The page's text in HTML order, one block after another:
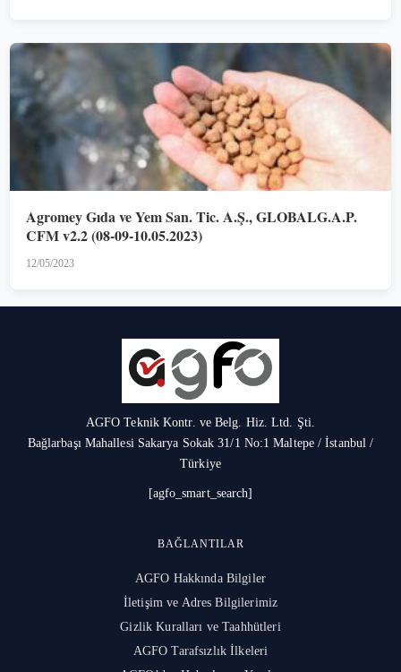
Agromey Gıda ve Yem San. Tic. A.Ş., GLOBALG.A.P.
CFM v2.2 (08-09-10.05.2023)
12/05/2023
AGFO Teknik Kontr. ve Belg. Hiz. Ltd. Şti.
Bağlarbaşı Mahallesi Sakarya Sokak 31/1 No:1 Maltepe / İstanbul /
Türkiye
[agfo_smart_search]
BAĞLANTILAR
AGFO Hakkında Bilgiler
İletişim ve Adres Bilgilerimiz
Gizlik Kuralları ve Taahhütleri
AGFO Tarafsızlık İlkeleri